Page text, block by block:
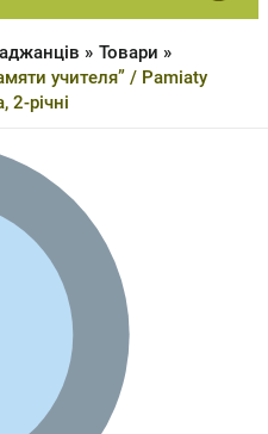
Товари
учителя” / Pamiaty
2-річні